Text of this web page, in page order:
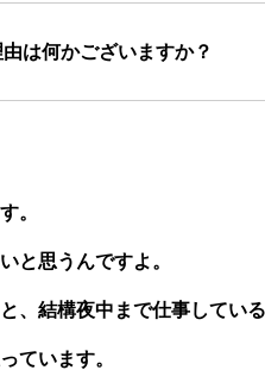
は何かございますか？
。
と思うんですよ。
、結構夜中まで仕事してい
ています。